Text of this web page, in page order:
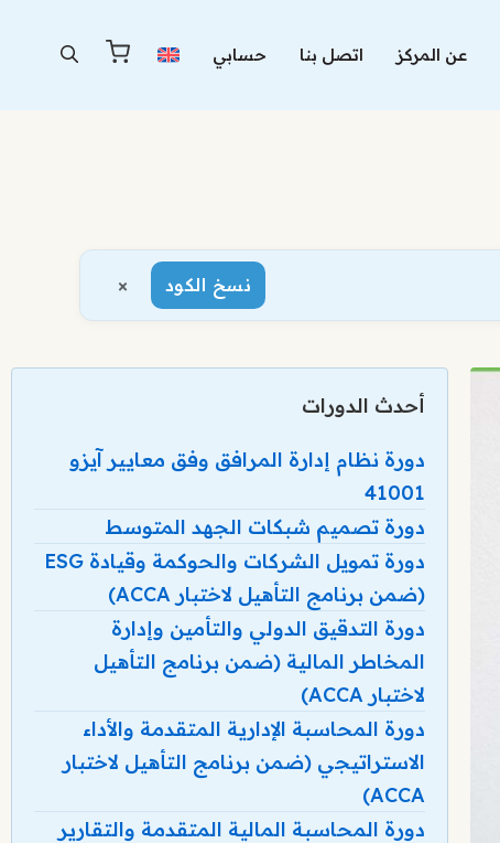
عن المركز اتصل بنا حسابي
نسخ الكود ×
أحدث الدورات
دورة نظام إدارة المرافق وفق معايير آيزو
41001
دورة تصميم شبكات الجهد المتوسط
دورة تمويل الشركات والحوكمة وقيادة ESG
(ضمن برنامج التأهيل لاختبار ACCA)
دورة التدقيق الدولي والتأمين وإدارة
المخاطر المالية (ضمن برنامج التأهيل
لاختبار ACCA)
دورة المحاسبة الإدارية المتقدمة والأداء
الاستراتيجي (ضمن برنامج التأهيل لاختبار
ACCA)
دورة المحاسبة المالية المتقدمة والتقارير